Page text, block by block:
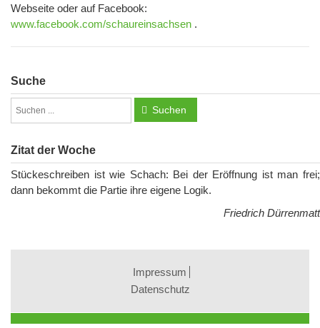
Webseite oder auf Facebook:
www.facebook.com/schaureinsachsen .
Suche
Suchen
Zitat der Woche
Stückeschreiben ist wie Schach: Bei der Eröffnung ist man frei;
dann bekommt die Partie ihre eigene Logik.
Friedrich Dürrenmatt
Impressum
Datenschutz